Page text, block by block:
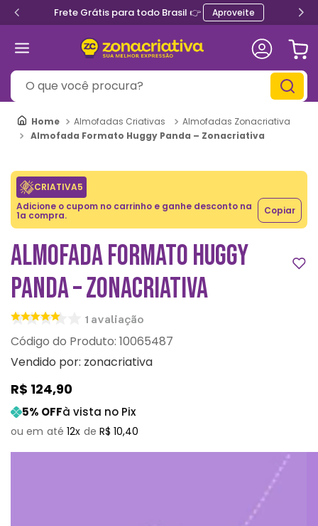
Frete Grátis para todo Brasil 👉 Aproveite
O que você procura?
Almofadas Criativas
Almofadas Zonacriativa
Almofada Formato Huggy Panda – Zonacriativa
CRIATIVA5
Adicione o cupom no carrinho e ganhe desconto na
1a compra. Copiar
ALMOFADA FORMATO HUGGY
PANDA – ZONACRIATIVA
1 avaliação
: 10065487
Vendido por: zonacriativa
R$ 124,90
5% OFFà vista no Pix
12 R$ 10,40